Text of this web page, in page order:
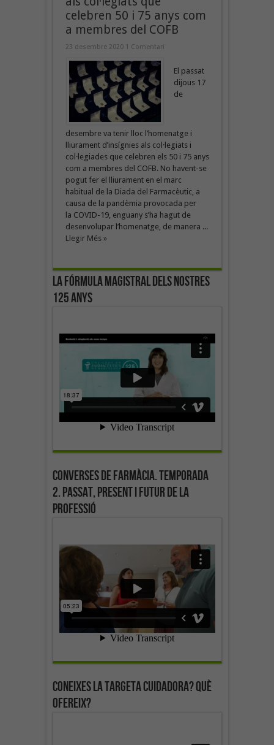
celebren 50 i 75 anys com
a membres del COFB
23 desembre 2020 1 Comentari
El passat
dijous 17
de
desembre va tenir lloc l’homenatge i
lliurament d’insígnies als col·legiats i
col·legiades que celebren els 50 i 75 anys
com a membres del COFB. No havent-se
pogut fer el lliurament en el marc
habitual de la Diada del Farmacèutic, a
causa de la pandèmia provocada per
la COVID-19, enguany s’ha hagut de
desenvolupar l’homenatge, de manera ...
Llegir Més »
La fórmula magistral dels nostres
125 anys
Converses de farmàcia. Temporada
2. Passat, present i futur de la
professió
Coneixes la targeta cuidadora? Què
ofereix?